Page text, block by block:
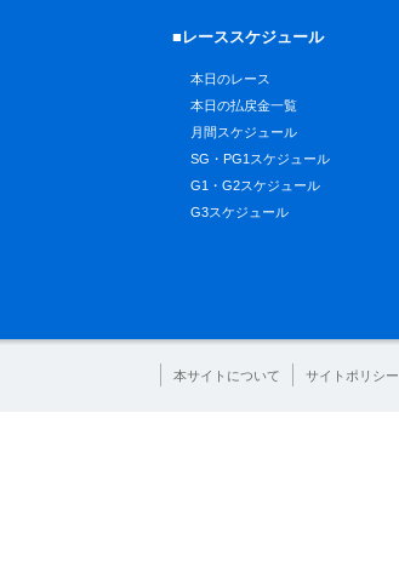
■レーススケジュール
本日のレース
本日の払戻金一覧
月間スケジュール
SG・PG1スケジュール
G1・G2スケジュール
G3スケジュール
本サイトについて サイトポリシー